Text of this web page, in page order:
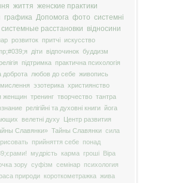
життя женские практики
графика Допомога фото системні
системные расстановки відносини
розвиток притчі
искусство
діти відпочинок буддизм
релігія підтримка
практична психологія
доброта
любов до себе живопись
мислення
эзотерика християнство
женщин тренинг творчество тантра
релігійні та духовні книги йога
велетні духу
Центр развития
Славянки» Тайны Славянки сила
рисовать прийняття себе
понад
мудрість карма гроші
Віра
зору суфізм семінар психология
природи короткометражка жива